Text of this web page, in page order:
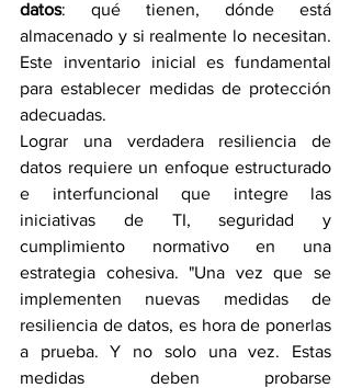
datos: qué tienen, dónde está
almacenado y si realmente lo necesitan.
Este inventario inicial es fundamental
para establecer medidas de protección
adecuadas.
Lograr una verdadera resiliencia de
datos requiere un enfoque estructurado
e interfuncional que integre las
iniciativas de TI, seguridad y
cumplimiento normativo en una
estrategia cohesiva. "Una vez que se
implementen nuevas medidas de
resiliencia de datos, es hora de ponerlas
a prueba. Y no solo una vez. Estas
medidas deben probarse